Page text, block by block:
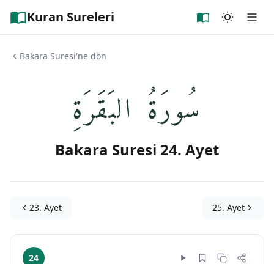
Kuran Sureleri
Bakara Suresi'ne dön
سُورَةُ البَقَرَةِ
Bakara Suresi 24. Ayet
23. Ayet 25. Ayet
24